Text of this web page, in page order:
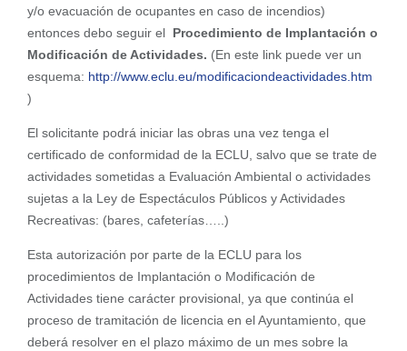
y/o evacuación de ocupantes en caso de incendios)
entonces debo seguir el Procedimiento de Implantación o
Modificación de Actividades. (En este link puede ver un
esquema: http://www.eclu.eu/modificaciondeactividades.htm
)
El solicitante podrá iniciar las obras una vez tenga el
certificado de conformidad de la ECLU, salvo que se trate de
actividades sometidas a Evaluación Ambiental o actividades
sujetas a la Ley de Espectáculos Públicos y Actividades
Recreativas: (bares, cafeterías…..)
Esta autorización por parte de la ECLU para los
procedimientos de Implantación o Modificación de
Actividades tiene carácter provisional, ya que continúa el
proceso de tramitación de licencia en el Ayuntamiento, que
deberá resolver en el plazo máximo de un mes sobre la